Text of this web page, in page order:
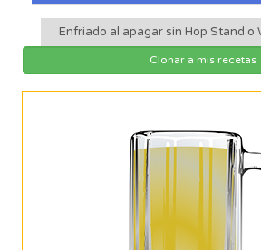
Enfriado al apagar sin Hop Stand o
Clonar a mis recetas